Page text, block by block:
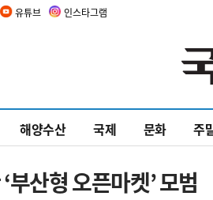
유튜브 인스타그램
해양수산 국제 문화 주
산형 오픈마켓’ 모범